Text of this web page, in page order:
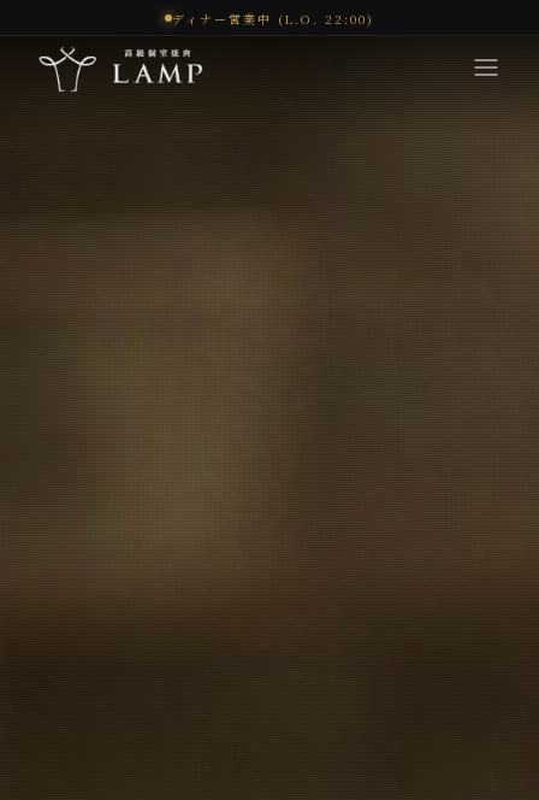
ディナー営業中 (L.O. 22:00)
コンセプト
メニュー
オンラインショップ
お問い合わせ